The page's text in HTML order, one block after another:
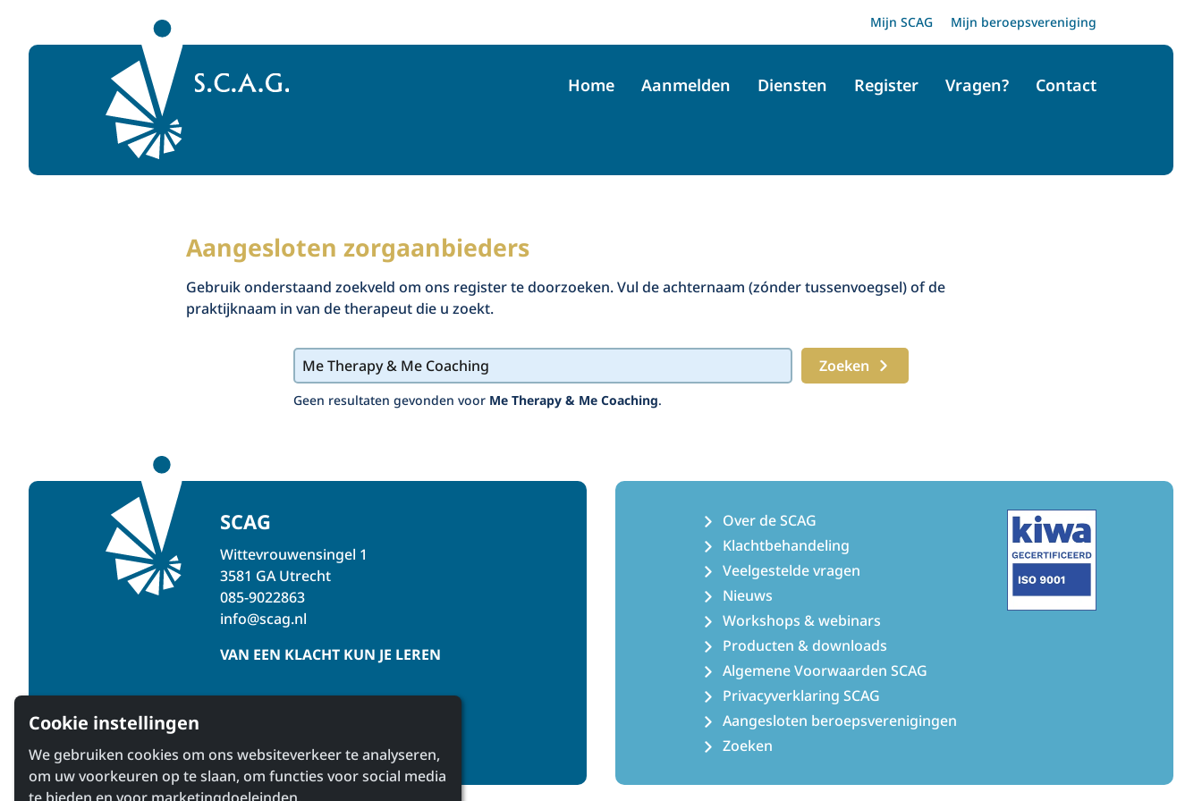
Cookie instellingen
We gebruiken cookies om ons websiteverkeer te analyseren,
om uw voorkeuren op te slaan, om functies voor social media
Naar homepage
Home Aanmelden Diensten Register Vragen? Contact
Mijn SCAG Mijn beroepsvereniging
Aangesloten zorgaanbieders
Gebruik onderstaand zoekveld om ons register te doorzoeken. Vul de achternaam (zónder tussenvoegsel) of de
praktijknaam in van de therapeut die u zoekt.
Zoeken
Geen resultaten gevonden voor Me Therapy & Me Coaching.
SCAG
Wittevrouwensingel 1
3581 GA Utrecht
085-9022863
info@scag.nl
VAN EEN KLACHT KUN JE LEREN
Over de SCAG
Klachtbehandeling
Veelgestelde vragen
Nieuws
Workshops & webinars
Producten & downloads
Algemene Voorwaarden SCAG
Privacyverklaring SCAG
Aangesloten beroepsverenigingen
Zoeken